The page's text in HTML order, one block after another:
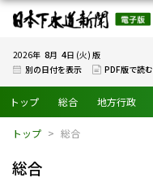
2026年 8月 4日 (火) 版
別の日付を表示
PDF版で読む
トップ 総合 地方行政
トップ 総合
総合